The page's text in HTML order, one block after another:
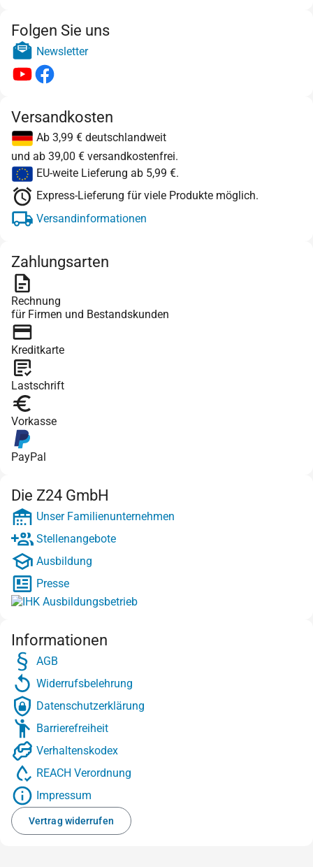
Folgen Sie uns
Newsletter
Versandkosten
Ab 3,99 € deutschlandweit
und ab 39,00 € versandkostenfrei.
EU-weite Lieferung ab 5,99 €.
Express-Lieferung für viele Produkte möglich.
Versandinformationen
Zahlungsarten
Rechnung
für Firmen und Bestandskunden
Kreditkarte
Lastschrift
Vorkasse
PayPal
Die Z24 GmbH
Unser Familienunternehmen
Stellenangebote
Ausbildung
Presse
Informationen
AGB
Widerrufsbelehrung
Datenschutzerklärung
Barrierefreiheit
Verhaltenskodex
REACH Verordnung
Impressum
Vertrag widerrufen